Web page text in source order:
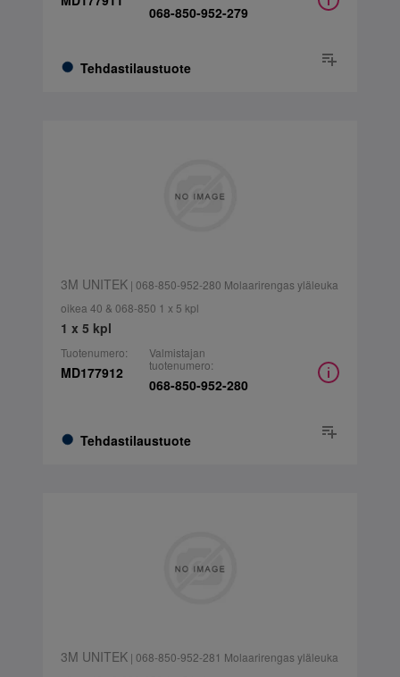
Tehdastilaustuote
068-850-952-279
3M UNITEK| 068-850-952-280 Molaarirengas yläleuka
oikea 40 & 068-850 1 x 5 kpl
1 x 5 kpl
Tuotenumero:
MD177912
Tehdastilaustuote
Valmistajan
tuotenumero:
068-850-952-280
3M UNITEK| 068-850-952-281 Molaarirengas yläleuka